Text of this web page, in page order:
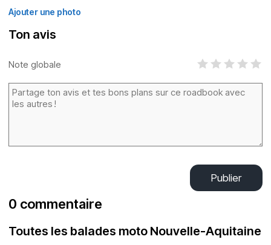
Ajouter une photo
Ton avis
Note globale
Publier
0 commentaire
Toutes les balades moto Nouvelle-Aquitaine